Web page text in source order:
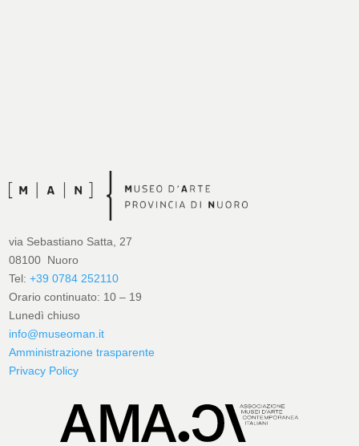
via Sebastiano Satta, 27
08100 Nuoro
Tel:+39 0784 252110
Orario continuato: 10 – 19
Lunedì chiuso
info@museoman.it
Amministrazione trasparente
Privacy Policy